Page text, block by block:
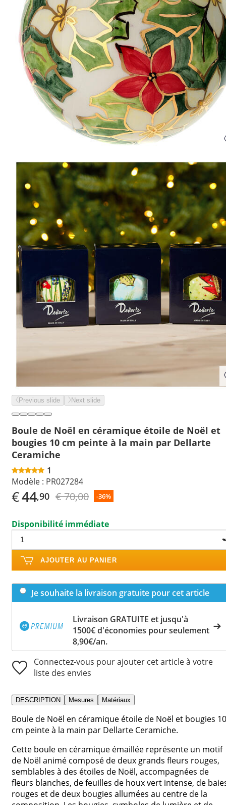
Previous slide Next slide
Boule de Noël en céramique étoile de Noël et
bougies 10 cm peinte à la main par Dellarte
Ceramiche
1
Modèle : PR027284
€44,90 € 70,00 -36%
Disponibilité immédiate
AJOUTER AU PANIER
Je souhaite la livraison gratuite pour cet article
Livraison GRATUITE et jusqu'à
1500€ d'économies pour seulement
8,90€/an.
Connectez-vous pour ajouter cet article à votre
liste des envies
DESCRIPTION Mesures Matériaux
Boule de Noël en céramique étoile de Noël et bougies 10
cm peinte à la main par Dellarte Ceramiche.
Cette boule en céramique émaillée représente un motif
de Noël animé composé de deux grands fleurs rouges,
semblables à des étoiles de Noël, accompagnées de
fleurs blanches, de feuilles de houx vert intense, de
rouges et de deux bougies allumées au centre de la